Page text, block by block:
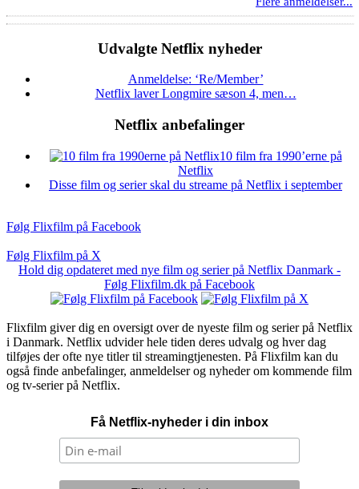
Udvalgte Netflix nyheder
Anmeldelse: ‘Re/Member’
Netflix laver Longmire sæson 4, men…
Netflix anbefalinger
10 film fra 1990’erne på
Netflix
Disse film og serier skal du streame på Netflix i september
Følg Flixfilm på Facebook
Følg Flixfilm på X
Hold dig opdateret med nye film og serier på Netflix Danmark -
Følg Flixfilm.dk på Facebook
Flixfilm giver dig en oversigt over de nyeste film og serier på Netflix
i Danmark. Netflix udvider hele tiden deres udvalg og hver dag
tilføjes der ofte nye titler til streamingtjenesten. På Flixfilm kan du
også finde anbefalinger, anmeldelser og nyheder om kommende film
og tv-serier på Netflix.
Få Netflix-nyheder i din inbox